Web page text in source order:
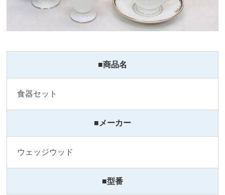
■商品名
食器セット
■メーカー
ウェッジウッド
■型番